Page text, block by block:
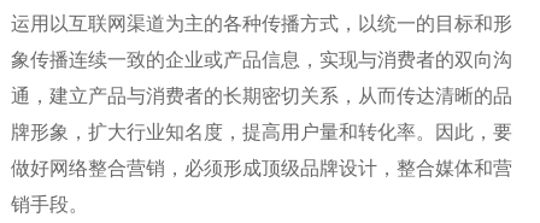
运用以互联网渠道为主的各种传播方式，以统一的目标和形
象传播连续一致的企业或产品信息，实现与消费者的双向沟
通，建立产品与消费者的长期密切关系，从而传达清晰的品
牌形象，扩大行业知名度，提高用户量和转化率。因此，要
做好网络整合营销，必须形成顶级品牌设计，整合媒体和营
销手段。